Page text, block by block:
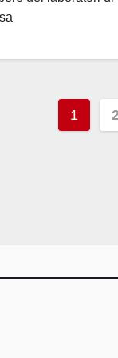
degli
1